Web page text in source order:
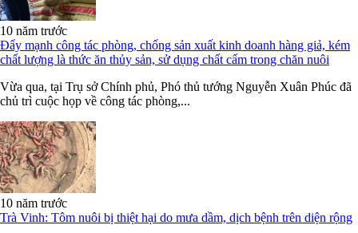
10 năm trước
Đẩy mạnh công tác phòng, chống sản xuất kinh doanh hàng giả, kém
chất lượng là thức ăn thủy sản, sử dụng chất cấm trong chăn nuôi
Vừa qua, tại Trụ sở Chính phủ, Phó thủ tướng Nguyễn Xuân Phúc đã
chủ trì cuộc họp về công tác phòng,...
10 năm trước
Trà Vinh: Tôm nuôi bị thiệt hại do mưa dầm, dịch bệnh trên diện rộng